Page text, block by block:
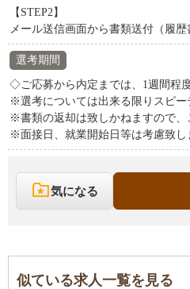
【STEP2】
メール送信画面から書類送付（履歴
選考期間
◇ご応募から内定までは、1週間程
※選考については出来る限りスピー
※書類の返却は致しかねますので、
※面接日、就業開始日等は考慮致し
気になる
似ている求人一覧を見る